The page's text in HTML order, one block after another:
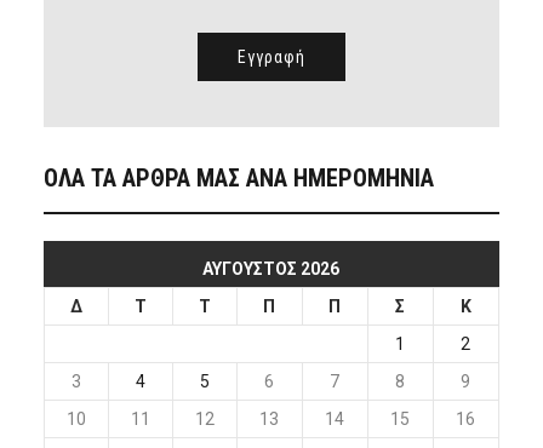
ΟΛΑ ΤΑ ΑΡΘΡΑ ΜΑΣ ΑΝΑ ΗΜΕΡΟΜΗΝΙΑ
ΑΎΓΟΥΣΤΟΣ 2026
Δ
Τ Τ Π Π Σ
Κ
1
2
3
4 5 6 7 8
9
10
11 12 13 14 15
16